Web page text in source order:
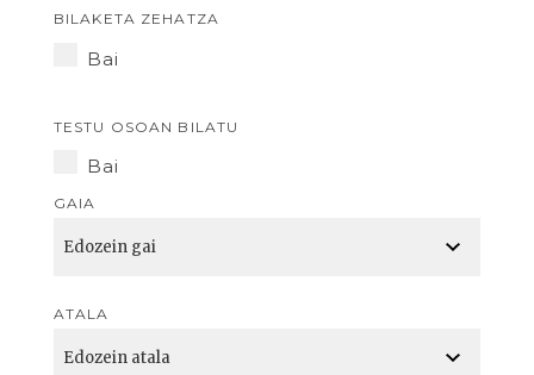
BILAKETA ZEHATZA
Bai
TESTU OSOAN BILATU
Bai
GAIA
ATALA